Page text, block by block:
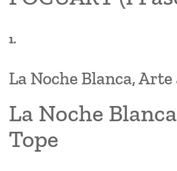
1.
La Noche Blanca, Arte
La Noche
Tope